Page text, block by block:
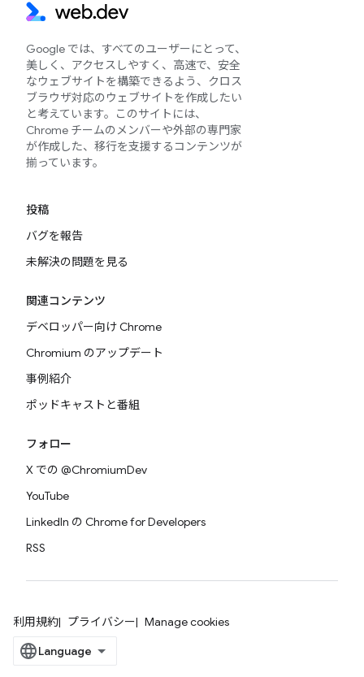
Google では、すべてのユーザーにとって、
美しく、アクセスしやすく、高速で、安全
なウェブサイトを構築できるよう、クロス
ブラウザ対応のウェブサイトを作成したい
と考えています。このサイトには、
Chrome チームのメンバーや外部の専門家
が作成した、移行を支援するコンテンツが
揃っています。
投稿
バグを報告
未解決の問題を見る
関連コンテンツ
デベロッパー向け Chrome
Chromium のアップデート
事例紹介
ポッドキャストと番組
フォロー
X での @ChromiumDev
YouTube
LinkedIn の Chrome for Developers
RSS
利用規約 プライバシー Manage cookies